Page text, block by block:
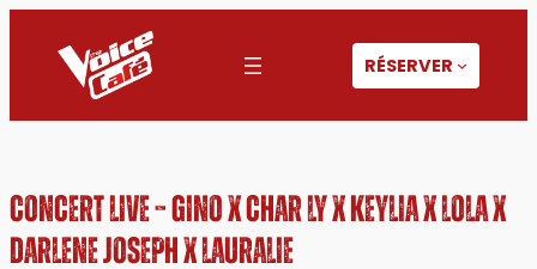
contenu
RÉSERVER
CONCERT LIVE – GINO X CHAR LY X KEYLIA X LOLA X
DARLENE JOSEPH X LAURALIE